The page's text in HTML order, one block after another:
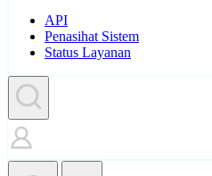
API
Penasihat Sistem
Status Layanan